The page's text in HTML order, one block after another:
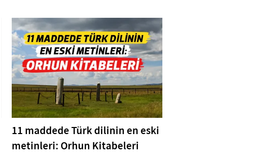
11 maddede Türk dilinin en eski
metinleri: Orhun Kitabeleri